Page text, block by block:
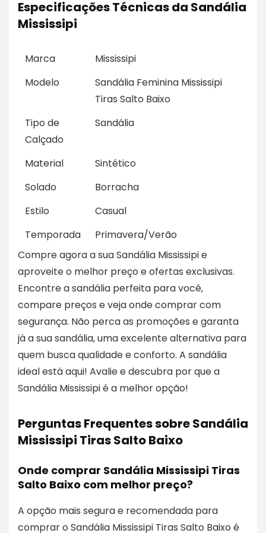
Especificações Técnicas da Sandália
Mississipi
Marca
Mississipi
Modelo
Sandália Feminina Mississipi
Tiras Salto Baixo
Tipo de
Calçado
Sandália
Material
Sintético
Solado
Borracha
Estilo
Casual
Temporada
Primavera/Verão
Compre agora a sua Sandália Mississipi e
aproveite o melhor preço e ofertas exclusivas.
Encontre a sandália perfeita para você,
compare preços e veja onde comprar com
segurança. Não perca as promoções e garanta
já a sua sandália, uma excelente alternativa para
quem busca qualidade e conforto. A sandália
ideal está aqui! Avalie e descubra por que a
Sandália Mississipi é a melhor opção!
Perguntas Frequentes sobre Sandália
Mississipi Tiras Salto Baixo
Onde comprar Sandália Mississipi Tiras
Salto Baixo com melhor preço?
A opção mais segura e recomendada para
comprar o Sandália Mississipi Tiras Salto Baixo é